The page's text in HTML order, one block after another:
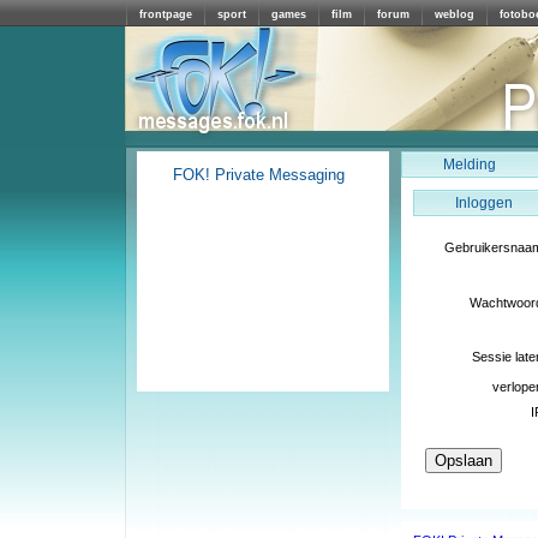
frontpage sport games film forum weblog
Melding
Inloggen
Sessie
FOK! Private Messaging